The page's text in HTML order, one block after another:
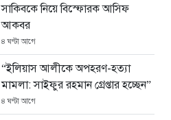
সাকিবকে নিয়ে বিস্ফোরক আসিফ
আকবর
৪ ঘণ্টা আগে
“ইলিয়াস আলীকে অপহরণ-হত্যা
মামলা: সাইফুর রহমান গ্রেপ্তার হচ্ছেন”
৪ ঘণ্টা আগে